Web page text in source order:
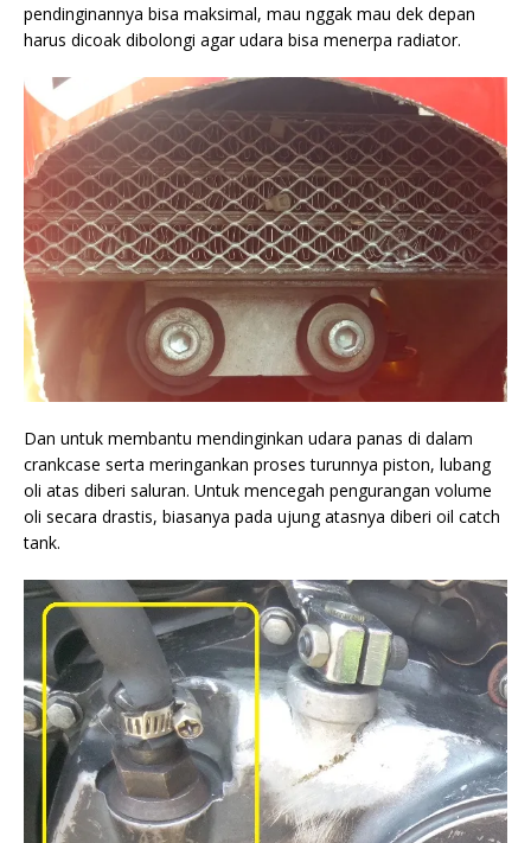
pendinginannya bisa maksimal, mau nggak mau dek depan
harus dicoak dibolongi agar udara bisa menerpa radiator.
Dan untuk membantu mendinginkan udara panas di dalam
crankcase serta meringankan proses turunnya piston, lubang
oli atas diberi saluran. Untuk mencegah pengurangan volume
oli secara drastis, biasanya pada ujung atasnya diberi oil catch
tank.